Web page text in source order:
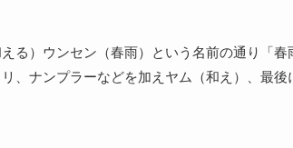
る）ウンセン（春雨）という名前の通り「
、ナンプラーなどを加えヤム（和え）、最